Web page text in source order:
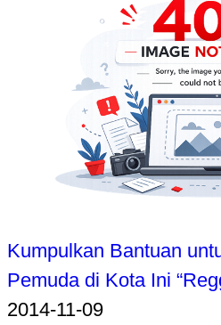
Kumpulkan Bantuan
Pemuda di Kota Ini
2014-11-09